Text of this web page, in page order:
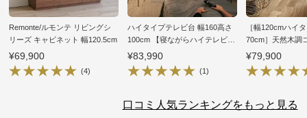
Remonte/ルモンテ リビングシ
リーズ キャビネット 幅120.5cm
¥69,900
(4)
ハイタイプテレビ台 幅160高さ
100cm 【寝ながらハイテレビ台
シリーズ】
¥83,990
(1)
［幅120cmハイ
70cm］天然木調
台 キャスター付
¥79,900
口コミ人気ランキングをもっと見る